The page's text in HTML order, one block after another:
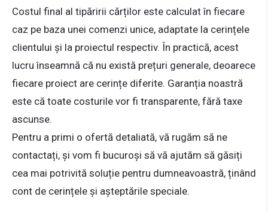
Costul final al tipăririi cărților este calculat în fiecare
caz pe baza unei comenzi unice, adaptate la cerințele
clientului și la proiectul respectiv. În practică, acest
lucru înseamnă că nu există prețuri generale, deoarece
fiecare proiect are cerințe diferite. Garanția noastră
este că toate costurile vor fi transparente, fără taxe
ascunse.
Pentru a primi o ofertă detaliată, vă rugăm să ne
contactați, și vom fi bucuroși să vă ajutăm să găsiți
cea mai potrivită soluție pentru dumneavoastră, ținând
cont de cerințele și așteptările speciale.